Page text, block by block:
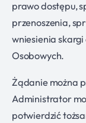
prawo dostępu,
przenoszenia,
wniesienia skargi
Osobowych.
Żądanie można
Administrator
potwierdzić